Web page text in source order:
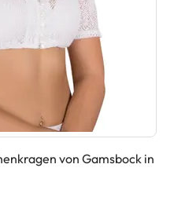
von Gamsbock in